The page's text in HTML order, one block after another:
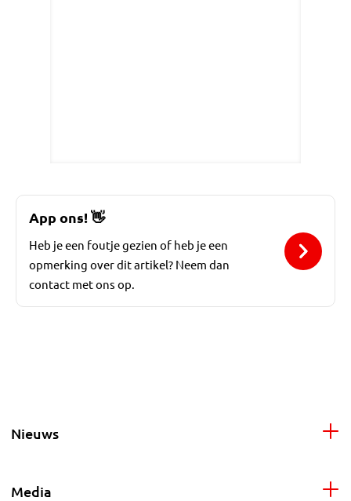
App ons!👋
Heb je een foutje gezien of heb je een
opmerking over dit artikel? Neem dan
contact met ons op.
Nieuws
Media